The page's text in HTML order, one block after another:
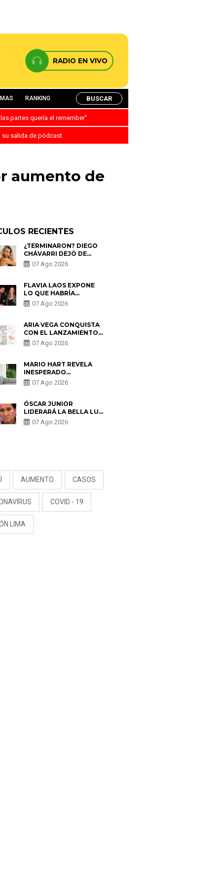
RADIO EN VIVO
RANKING BUSCAR
partes quería el remember”
su salida de pódcast
aumento de
RECIENTES
¿TERMINARON? DIEGO
CHÁVARRI DEJÓ DE
SEGUIR A GABRIELA
HERRERA Y ANUNCIA SU
07 Ago 2026
FLAVIA LAOS EXPONE
LO QUE HABRÍA
BUSCADO PABLO
HEREDIA CON ALE
PARTES QUERÍA EL
REMEMBER”
07 Ago 2026
ARIA VEGA CONQUISTA
CON EL LANZAMIENTO
DE “TOTOTO (+4)”
07 Ago 2026
MARIO HART REVELA
INESPERADO
PROBLEMA DE SALUD
ANTES DE SEPARARSE
ENCONTRARON UN
TUMOR”
07 Ago 2026
ÓSCAR JUNIOR
LIDERARÁ LA BELLA LUZ
TRAS SALIDA DE SU
PADRE POR POLÉMICA
07 Ago 2026
AUMENTO CASOS
COVID - 19
LIMA